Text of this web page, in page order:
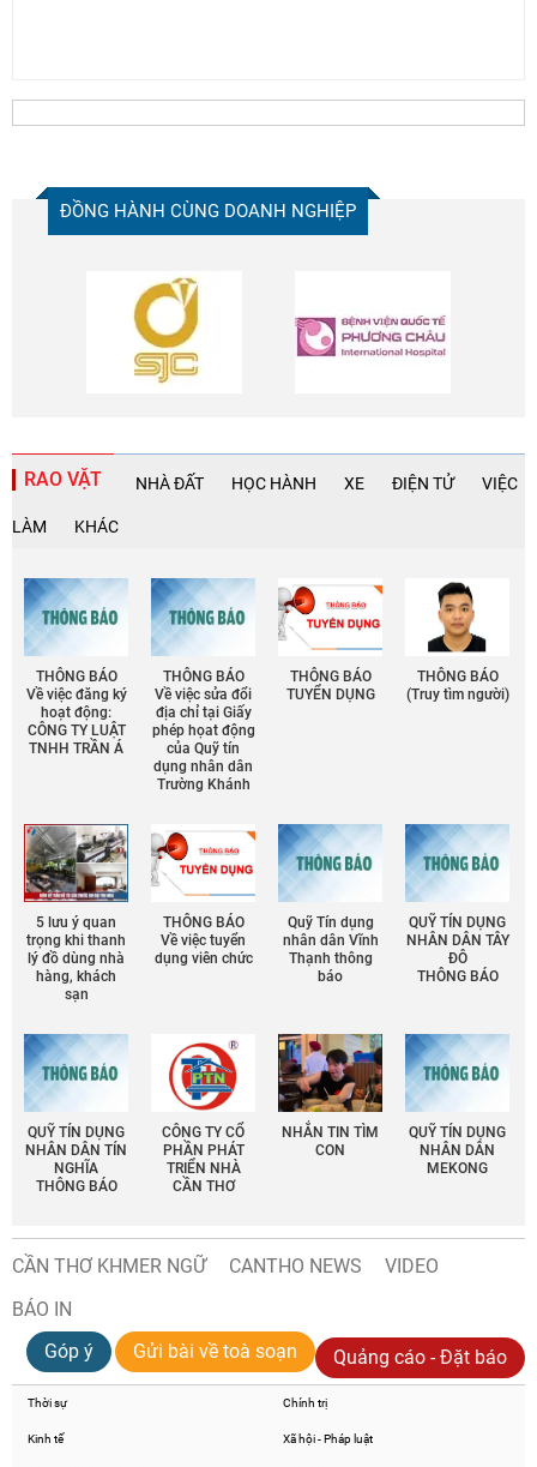
ĐỒNG HÀNH CÙNG DOANH NGHIỆP
RAO VẶT NHÀ ĐẤT HỌC HÀNH XE ĐIỆN TỬ VIỆC
LÀM KHÁC
THÔNG BÁO
Về việc đăng ký
hoạt động:
CÔNG TY LUẬT
TNHH TRẦN Á
THÔNG BÁO
Về việc sửa đổi
địa chỉ tại Giấy
phép họat động
của Quỹ tín
dụng nhân dân
Trường Khánh
THÔNG BÁO
TUYỂN DỤNG
THÔNG BÁO
(Truy tìm người)
5 lưu ý quan
trọng khi thanh
lý đồ dùng nhà
hàng, khách
sạn
THÔNG BÁO
Về việc tuyển
dụng viên chức
Quỹ Tín dụng
nhân dân Vĩnh
Thạnh thông
báo
QUỸ TÍN DỤNG
NHÂN DÂN TÂY
ĐÔ
THÔNG BÁO
QUỸ TÍN DỤNG
NHÂN DÂN TÍN
NGHĨA
THÔNG BÁO
CÔNG TY CỔ
PHẦN PHÁT
TRIỂN NHÀ
CẦN THƠ
NHẮN TIN TÌM
CON
QUỸ TÍN DỤNG
NHÂN DÂN
MEKONG
CẦN THƠ KHMER NGỮ CANTHO NEWS
VIDEO
BÁO IN
Góp ý
Gửi bài về toà soạn Quảng cáo - Đặt báo
Thời sự Chính trị
Kinh tế Xã hội - Pháp luật